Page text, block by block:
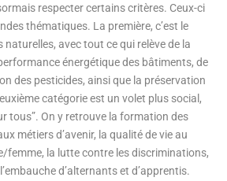
respecter certains critères. Ceux-ci
thématiques. La première, c’est le
naturelles, avec tout ce qui relève de la
énergétique des bâtiments, de
des pesticides, ainsi que la préservation
catégorie est un volet plus social,
tous”. On y retrouve la formation des
métiers d’avenir, la qualité de vie au
femme, la lutte contre les discriminations,
d’alternants et d’apprentis.